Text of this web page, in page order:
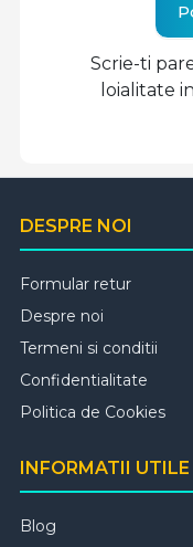
Scrie-ti
loialitate
DESPRE NOI
Formular retur
Despre noi
Termeni si conditii
Confidentialitate
Politica de Cookies
INFORMATII UTILE
Blog